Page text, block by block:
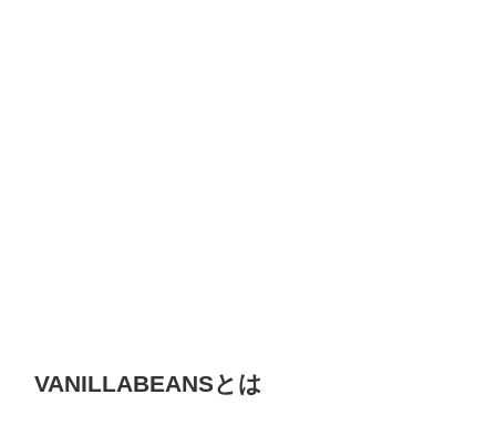
VANILLABEANSとは